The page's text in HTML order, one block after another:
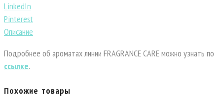
LinkedIn
Pinterest
Описание
Подробнее об ароматах линии FRAGRANCE CARE можно узнать по
ссылке.
Похожие товары